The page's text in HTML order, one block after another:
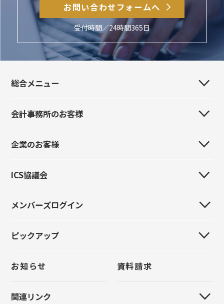
お問い合わせフォームへ
受付時間／24時間365日
総合メニュー
会社案内
事業所・販売代理店・関連会社
イベント情報
導入事例
会計事務所のお客様
はじめてのお客様
製品紹介
導入事例
お問い合わせ
企業のお客様
はじめてのお客様
製品紹介
導入事例
お問い合わせ
ICS協議会
全国ICS協議会
全国大会
メンバーズログイン
新規登録
パスワードをお忘れの方
ピックアップ
クラウド管理
上手くんα
原票モバイル
お知らせ
関連リンク
資料請求